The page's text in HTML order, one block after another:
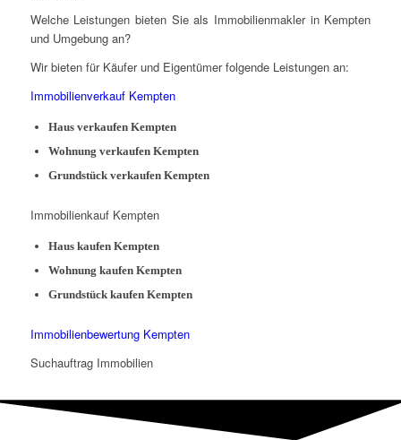
Welche Leistungen bieten Sie als Immobilienmakler in Kempten
und Umgebung an?
Wir bieten für Käufer und Eigentümer folgende Leistungen an:
Immobilienverkauf Kempten
Haus verkaufen Kempten
Wohnung verkaufen Kempten
Grundstück verkaufen Kempten
Immobilienkauf Kempten
Haus kaufen Kempten
Wohnung kaufen Kempten
Grundstück kaufen Kempten
Immobilienbewertung Kempten
Suchauftrag Immobilien